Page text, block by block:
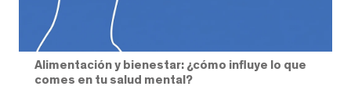
Alimentación y bienestar: ¿cómo influye lo que
comes en tu salud mental?